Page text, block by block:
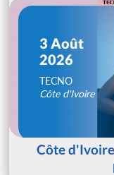
3 Août
2026
TECNO
Côte d'Ivoire
Côte